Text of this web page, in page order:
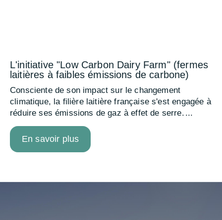
L'initiative "Low Carbon Dairy Farm" (fermes
laitières à faibles émissions de carbone)
Consciente de son impact sur le changement
climatique, la filière laitière française s'est engagée à
réduire ses émissions de gaz à effet de serre.
En savoir plus